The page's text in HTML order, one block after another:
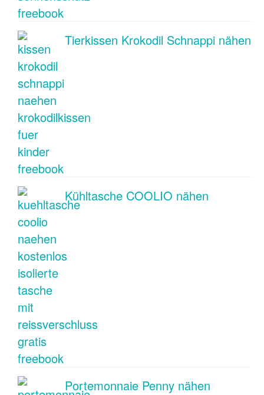
Tierkissen Krokodil Schnappi nähen
Kühltasche COOLIO nähen
Portemonnaie Penny nähen